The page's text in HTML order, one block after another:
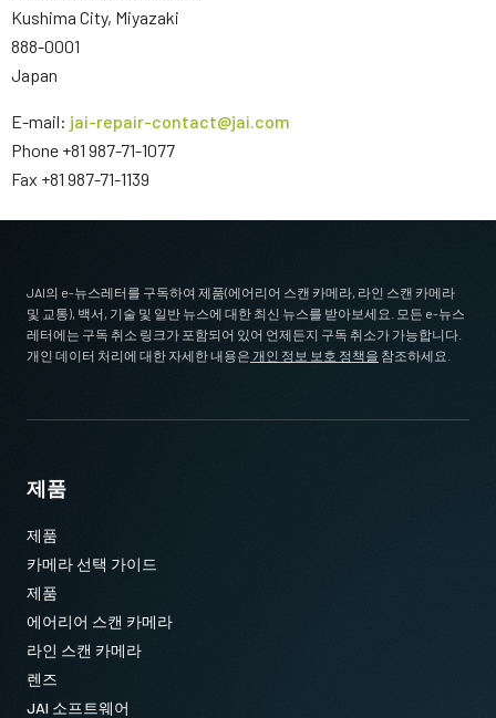
Kushima City, Miyazaki
888-0001
Japan
E-mail: jai-repair-contact@jai.com
Phone +81 987-71-1077
Fax +81 987-71-1139
JAI의 e-뉴스레터를 구독하여 제품(에어리어 스캔 카메라, 라인 스캔 카메라
및 교통), 백서, 기술 및 일반 뉴스에 대한 최신 뉴스를 받아보세요. 모든 e-뉴스
레터에는 구독 취소 링크가 포함되어 있어 언제든지 구독 취소가 가능합니다.
개인 데이터 처리에 대한 자세한 내용은 개인 정보 보호 정책을 참조하세요.
제품
제품
카메라 선택 가이드
제품
에어리어 스캔 카메라
라인 스캔 카메라
렌즈
JAI 소프트웨어